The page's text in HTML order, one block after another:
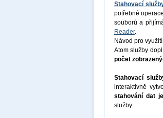
Stahovací
potřebné
souborů a
Reader.
Návod pro
Atom služby
počet
Stahovací
interaktivně
stahování dat
služby.